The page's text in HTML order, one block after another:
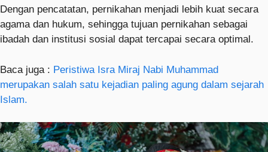
Dengan pencatatan, pernikahan menjadi lebih kuat secara
agama dan hukum, sehingga tujuan pernikahan sebagai
ibadah dan institusi sosial dapat tercapai secara optimal.
Baca juga : Peristiwa Isra Miraj Nabi Muhammad
merupakan salah satu kejadian paling agung dalam sejarah
Islam.